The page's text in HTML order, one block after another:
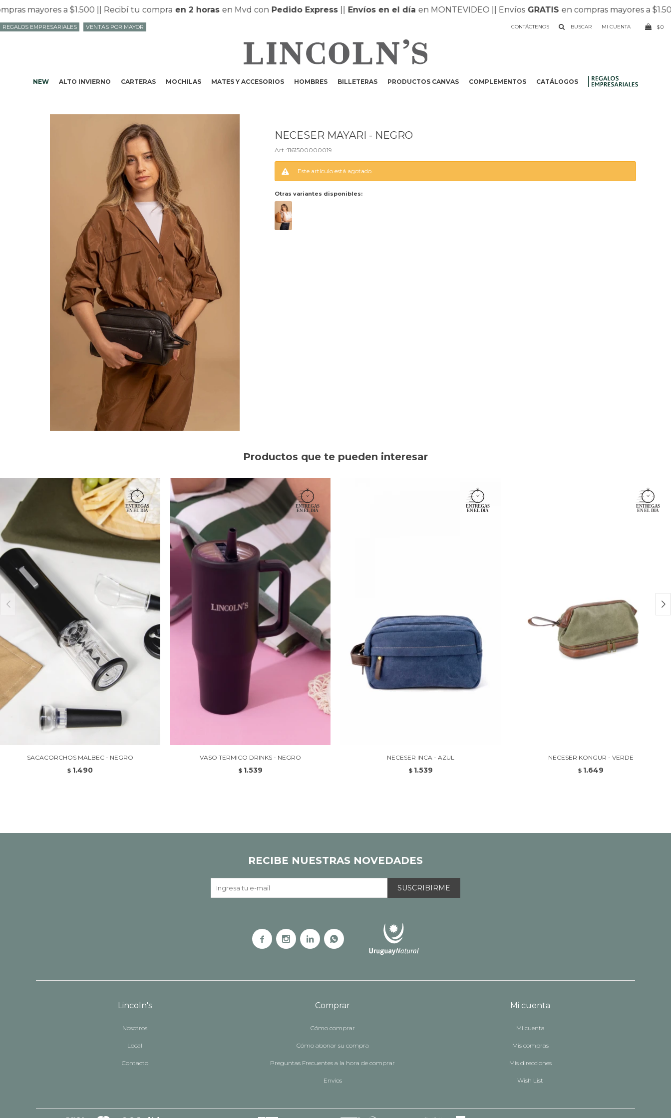
mayores a $1.500 || Recibí tu compraen 2 horasen Mvd conPedido Express||Envíos en el díaen MONTEVIDEO || EnvíosGRATISen compras mayores a $1.500 |
NEW ALTO INVIERNO CARTERAS MOCHILAS MATES Y ACCESORIOS HOMBRES BILLETERAS PRODUCTOS CANVAS COMPLEMENTOS CATÁLOGOS
CONTÁCTENOS $0
REGALOS EMPRESARIALES VENTAS POR MAYOR
NECESER MAYARI - NEGRO
1161500000019
Este artículo está agotado.
Otras variantes disponibles:
Productos que te pueden interesar
SACACORCHOS MALBEC - NEGRO
$ 1.490
VASO TERMICO DRINKS - NEGRO
$ 1.539
NECESER INCA - AZUL
$ 1.539
NECESER KONGUR - VERDE
$ 1.649
Lincoln's
Nosotros
Local
Contacto
Comprar
Cómo comprar
Cómo abonar su compra
Preguntas Frecuentes a la hora de comprar
Envíos
Mi cuenta
Mi cuenta
Mis compras
Mis direcciones
Wish List
RECIBE NUESTRAS NOVEDADES
SUSCRIBIRME
   